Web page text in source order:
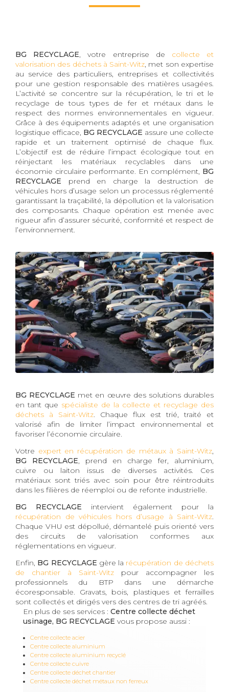
BG RECYCLAGE, votre entreprise de collecte et
valorisation des déchets à Saint-Witz, met son expertise
au service des particuliers, entreprises et collectivités
pour une gestion responsable des matières usagées.
L’activité se concentre sur la récupération, le tri et le
recyclage de tous types de fer et métaux dans le
respect des normes environnementales en vigueur.
Grâce à des équipements adaptés et une organisation
logistique efficace, BG RECYCLAGE assure une collecte
rapide et un traitement optimisé de chaque flux.
L’objectif est de réduire l’impact écologique tout en
réinjectant les matériaux recyclables dans une
économie circulaire performante. En complément, BG
RECYCLAGE prend en charge la destruction de
véhicules hors d’usage selon un processus réglementé
garantissant la traçabilité, la dépollution et la valorisation
des composants. Chaque opération est menée avec
rigueur afin d’assurer sécurité, conformité et respect de
l’environnement.
BG RECYCLAGE met en œuvre des solutions durables
en tant que spécialiste de la collecte et recyclage des
déchets à Saint-Witz. Chaque flux est trié, traité et
valorisé afin de limiter l’impact environnemental et
favoriser l’économie circulaire.
Votre expert en récupération de métaux à Saint-Witz,
BG RECYCLAGE, prend en charge fer, aluminium,
cuivre ou laiton issus de diverses activités. Ces
matériaux sont triés avec soin pour être réintroduits
dans les filières de réemploi ou de refonte industrielle.
BG RECYCLAGE intervient également pour la
récupération de véhicules hors d’usage à Saint-Witz.
Chaque VHU est dépollué, démantelé puis orienté vers
des circuits de valorisation conformes aux
réglementations en vigueur.
Enfin, BG RECYCLAGE gère la récupération de déchets
de chantier à Saint-Witz pour accompagner les
professionnels du BTP dans une démarche
écoresponsable. Gravats, bois, plastiques et ferrailles
sont collectés et dirigés vers des centres de tri agréés.
En plus de ses services : Centre collecte déchet
usinage, BG RECYCLAGE vous propose aussi :
Centre collecte acier
Centre collecte aluminium
Centre collecte aluminium recyclé
Centre collecte cuivre
Centre collecte déchet chantier
Centre collecte déchet métaux non ferreux